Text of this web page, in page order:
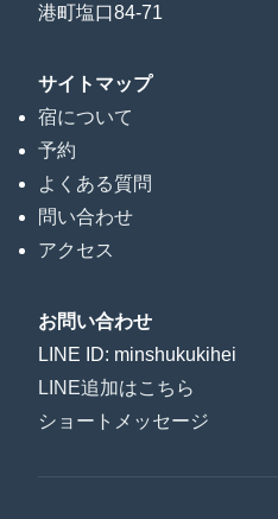
港町塩口84-71
サイトマップ
宿について
予約
よくある質問
問い合わせ
アクセス
お問い合わせ
LINE ID: minshukukihei
LINE追加はこちら
ショートメッセージ